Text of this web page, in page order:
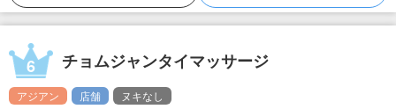
6 チョムジャンタイマッサージ
アジアン 店舗 ヌキなし